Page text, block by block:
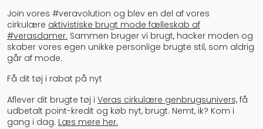
Join vores #veravolution og blev en del af vores
cirkulære aktivistiske brugt mode fælleskab af
#verasdamer. Sammen bruger vi brugt, hacker moden og
skaber vores egen unikke personlige brugte stil, som aldrig
går af mode.
Få dit tøj i rabat på nyt
Aflever dit brugte tøj i Veras cirkulære genbrugsunivers, få
udbetalt point-kredit og køb nyt, brugt. Nemt, ik? Kom i
gang i dag. Læs mere her.